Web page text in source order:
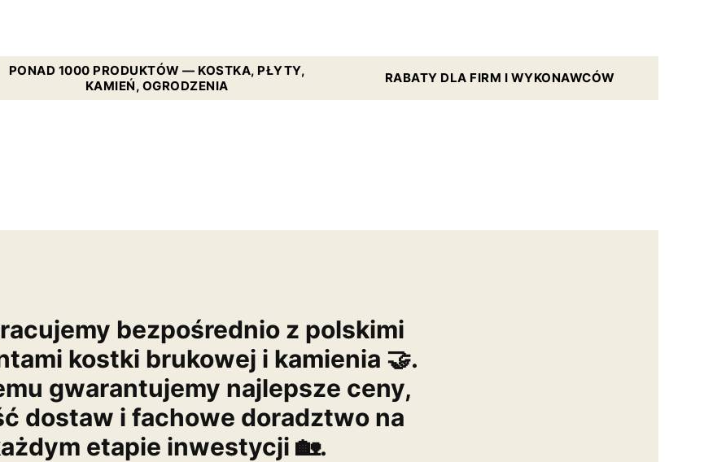
PONAD 1000 PRODUKTÓW — KOSTKA, PŁYTY,
KAMIEŃ, OGRODZENIA
RABATY DLA FIRM I WYKONAWCÓW
bezpośrednio z polskimi
kostki brukowej i kamienia 🤝.
gwarantujemy najlepsze ceny,
dostaw i fachowe doradztwo na
etapie inwestycji 🏡.